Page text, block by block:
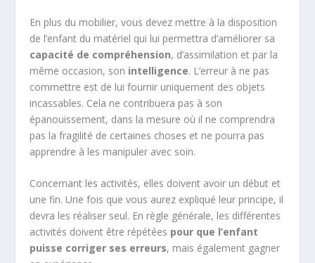
En plus du mobilier, vous devez mettre à la disposition
de l’enfant du matériel qui lui permettra d’améliorer sa
capacité de compréhension, d’assimilation et par la
même occasion, son intelligence. L’erreur à ne pas
commettre est de lui fournir uniquement des objets
incassables. Cela ne contribuera pas à son
épanouissement, dans la mesure où il ne comprendra
pas la fragilité de certaines choses et ne pourra pas
apprendre à les manipuler avec soin.
Concernant les activités, elles doivent avoir un début et
une fin. Une fois que vous aurez expliqué leur principe, il
devra les réaliser seul. En règle générale, les différentes
activités doivent être répétées pour que l’enfant
puisse corriger ses erreurs, mais également gagner